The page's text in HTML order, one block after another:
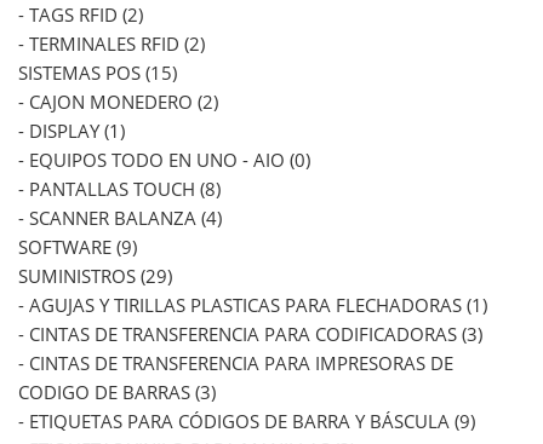
- TAGS RFID (2)
- TERMINALES RFID (2)
SISTEMAS POS (15)
- CAJON MONEDERO (2)
- DISPLAY (1)
- EQUIPOS TODO EN UNO - AIO (0)
- PANTALLAS TOUCH (8)
- SCANNER BALANZA (4)
SOFTWARE (9)
SUMINISTROS (29)
- AGUJAS Y TIRILLAS PLASTICAS PARA FLECHADORAS (1)
- CINTAS DE TRANSFERENCIA PARA CODIFICADORAS (3)
- CINTAS DE TRANSFERENCIA PARA IMPRESORAS DE
CODIGO DE BARRAS (3)
- ETIQUETAS PARA CÓDIGOS DE BARRA Y BÁSCULA (9)